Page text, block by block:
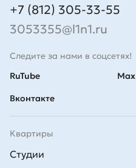
+7 (812) 305-33-55
3053355@l1n1.ru
Следите за нами в соцсетях!
RuTube
Вконтакте
Max
Квартиры
Студии